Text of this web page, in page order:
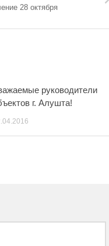
28 октября
руководители
г. Алушта!